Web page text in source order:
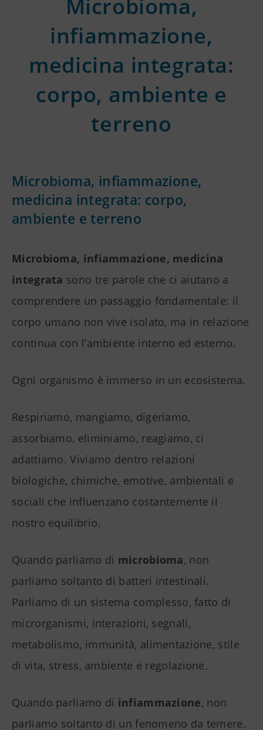
Microbioma,
infiammazione,
medicina integrata:
corpo, ambiente e
terreno
Microbioma, infiammazione,
medicina integrata: corpo,
ambiente e terreno
Microbioma, infiammazione, medicina
integrata sono tre parole che ci aiutano a
comprendere un passaggio fondamentale: il
corpo umano non vive isolato, ma in relazione
continua con l’ambiente interno ed esterno.
Ogni organismo è immerso in un ecosistema.
Respiriamo, mangiamo, digeriamo,
assorbiamo, eliminiamo, reagiamo, ci
adattiamo. Viviamo dentro relazioni
biologiche, chimiche, emotive, ambientali e
sociali che influenzano costantemente il
nostro equilibrio.
Quando parliamo di microbioma, non
parliamo soltanto di batteri intestinali.
Parliamo di un sistema complesso, fatto di
microrganismi, interazioni, segnali,
metabolismo, immunità, alimentazione, stile
di vita, stress, ambiente e regolazione.
Quando parliamo di infiammazione, non
parliamo soltanto di un fenomeno da temere.